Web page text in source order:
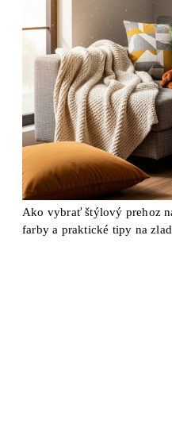
Ako vybrať štýlový prehoz
farby a praktické tipy na